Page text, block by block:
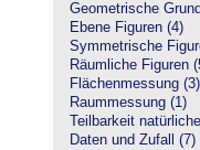
Geometrische
Ebene Figuren (4)
Symmetrische
Räumliche Figuren
Flächenmessung (3)
Raummessung (1)
Teilbarkeit
Daten und Zufall (7)